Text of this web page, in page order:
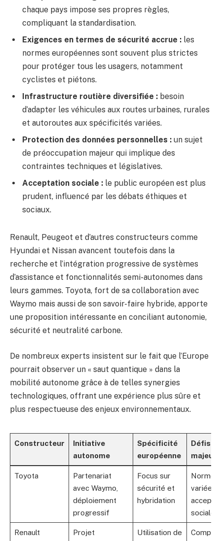
chaque pays impose ses propres règles,
compliquant la standardisation.
Exigences en termes de sécurité accrue : les
normes européennes sont souvent plus strictes
pour protéger tous les usagers, notamment
cyclistes et piétons.
Infrastructure routière diversifiée : besoin
d’adapter les véhicules aux routes urbaines, rurales
et autoroutes aux spécificités variées.
Protection des données personnelles : un sujet
de préoccupation majeur qui implique des
contraintes techniques et législatives.
Acceptation sociale : le public européen est plus
prudent, influencé par les débats éthiques et
sociaux.
Renault, Peugeot et d’autres constructeurs comme
Hyundai et Nissan avancent toutefois dans la
recherche et l’intégration progressive de systèmes
d’assistance et fonctionnalités semi-autonomes dans
leurs gammes. Toyota, fort de sa collaboration avec
Waymo mais aussi de son savoir-faire hybride, apporte
une proposition intéressante en conciliant autonomie,
sécurité et neutralité carbone.
De nombreux experts insistent sur le fait que l’Europe
pourrait observer un « saut quantique » dans la
mobilité autonome grâce à de telles synergies
technologiques, offrant une expérience plus sûre et
plus respectueuse des enjeux environnementaux.
Constructeur
Initiative
autonome
Spécificité
européenne
Défis
majeurs
Toyota
Partenariat
avec Waymo,
déploiement
progressif
Focus sur
sécurité et
hybridation
Normes
variées
sociale
Renault
Projet
Utilisation de